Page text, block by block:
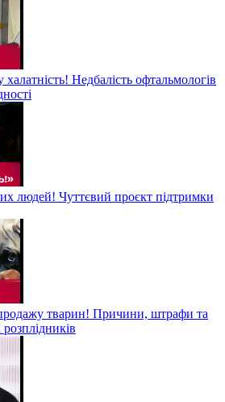
халатність! Недбалість офтальмологів
людей! Чуттєвий проєкт підтримки
тварин! Причини, штрафи та